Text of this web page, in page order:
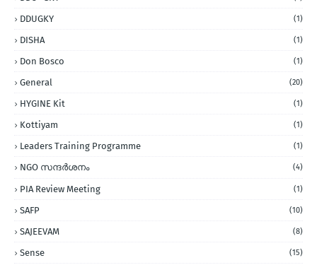
DDUGKY (1)
DISHA (1)
Don Bosco (1)
General (20)
HYGINE Kit (1)
Kottiyam (1)
Leaders Training Programme (1)
NGO സന്ദര്‍ശനം (4)
PIA Review Meeting (1)
SAFP (10)
SAJEEVAM (8)
Sense (15)